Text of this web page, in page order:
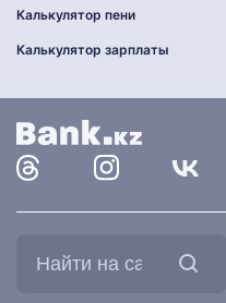
Калькулятор пени
Калькулятор зарплаты